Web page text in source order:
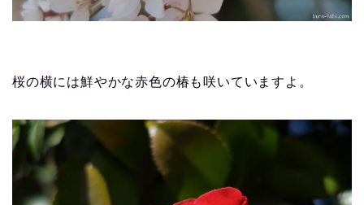
桜の横には鮮やかな赤色の椿も咲いていますよ。